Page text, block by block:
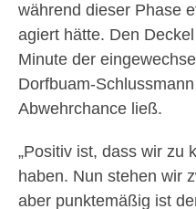
während dieser Phase
agiert hätte. Den
Minute der
Dorfbuam-
Abwehrchance ließ.
„Positiv ist, dass wir zu
haben. Nun stehen wir
aber punktemäßig ist